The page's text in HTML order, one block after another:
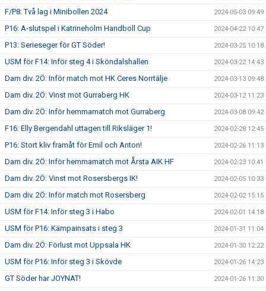
F/P8: Två lag i Minibollen 2024 2024-05-03 09:49
P16: A-slutspel i Katrineholm Handboll Cup 2024-04-22 10:47
P13: Serieseger för GT Söder! 2024-03-25 10:18
USM för F14: Inför steg 4 i Sköndalshallen 2024-03-22 14:43
Dam div. 2Ö: Inför match mot HK Ceres Norrtälje 2024-03-13 09:48
Dam div. 2Ö: Vinst mot Gurraberg HK 2024-03-12 11:23
Dam div. 2Ö: Inför hemmamatch mot Gurraberg 2024-03-08 09:42
F16: Elly Bergendahl uttagen till Riksläger 1! 2024-02-28 12:45
P16: Stort kliv framåt för Emil och Anton! 2024-02-26 11:13
Dam div. 2Ö: Inför hemmamatch mot Årsta AIK HF 2024-02-23 10:41
Dam div. 2Ö: Vinst mot Rosersbergs IK! 2024-02-05 10:33
Dam div. 2Ö: Inför match mot Rosersberg 2024-02-02 15:15
USM för F14: Inför steg 3 i Habo 2024-02-01 14:18
USM för P16: Kämpainsats i steg 3 2024-01-31 11:04
Dam div. 2Ö: Förlust mot Uppsala HK 2024-01-30 12:22
USM för P16: Inför steg 3 i Skövde 2024-01-26 14:23
GT Söder har JOYNAT! 2024-01-26 11:30